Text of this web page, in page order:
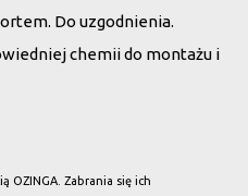
Do uzgodnienia.
chemii do montażu i
OZINGA. Zabrania się ich